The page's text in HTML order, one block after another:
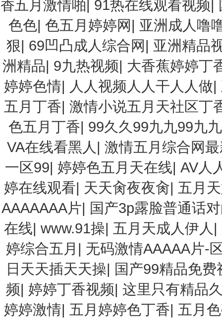
香五月激情啪 91热在线观看视频
色色| 色五月婷婷网| 亚洲成人噜
狠| 69凹凸成人综合网| 亚洲精品
洲精品| 9九热视频| 大香蕉婷婷丁
婷婷色情| 人人视频人人干人人做|
五月丁香| 激情小说五月天社区丁
色五月丁香| 99久久99九九99九
VA在线看黑人 | 激情五月综合网
一区99| 婷婷色五月天在线| AV人
婷在线观看| 天天肏夜夜肏| 五月
AAAAAAA片| 国产3p露脸普通话
在线| www.91操| 五月天成人伊人 |
婷综合五月 | 无码激情AAAAA片-
日天天插天天操| 国产99精品免费
频| 婷婷丁香视频| 这里只有精品
婷婷激情| 五月婷婷色丁香| 五月